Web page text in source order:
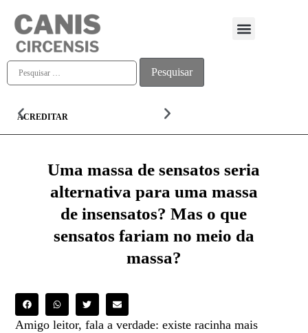
ACREDITAR
Uma massa de sensatos seria
alternativa para uma massa
de insensatos? Mas o que
sensatos fariam no meio da
massa?
Amigo leitor, fala a verdade: existe racinha mais